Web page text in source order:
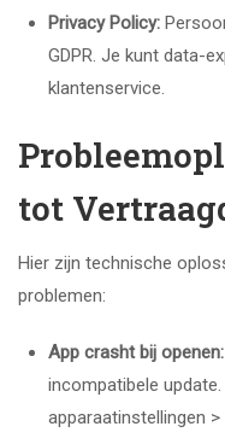
Privacy Policy:
GDPR. Je kunt data-
klantenservice.
tot
Hier zijn technische
problemen:
App crasht bij openen:
incompatibele update.
apparaatinstellingen >